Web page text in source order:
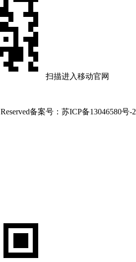
扫描进入移动官网
备案号：苏ICP备13046580号-2